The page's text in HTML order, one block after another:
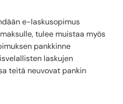
e-laskusopimus
tulee muistaa myös
pankkinne
laskujen
teitä neuvovat pankin